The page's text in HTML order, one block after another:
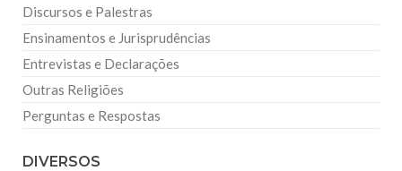
Discursos e Palestras
Ensinamentos e Jurisprudências
Entrevistas e Declarações
Outras Religiões
Perguntas e Respostas
DIVERSOS